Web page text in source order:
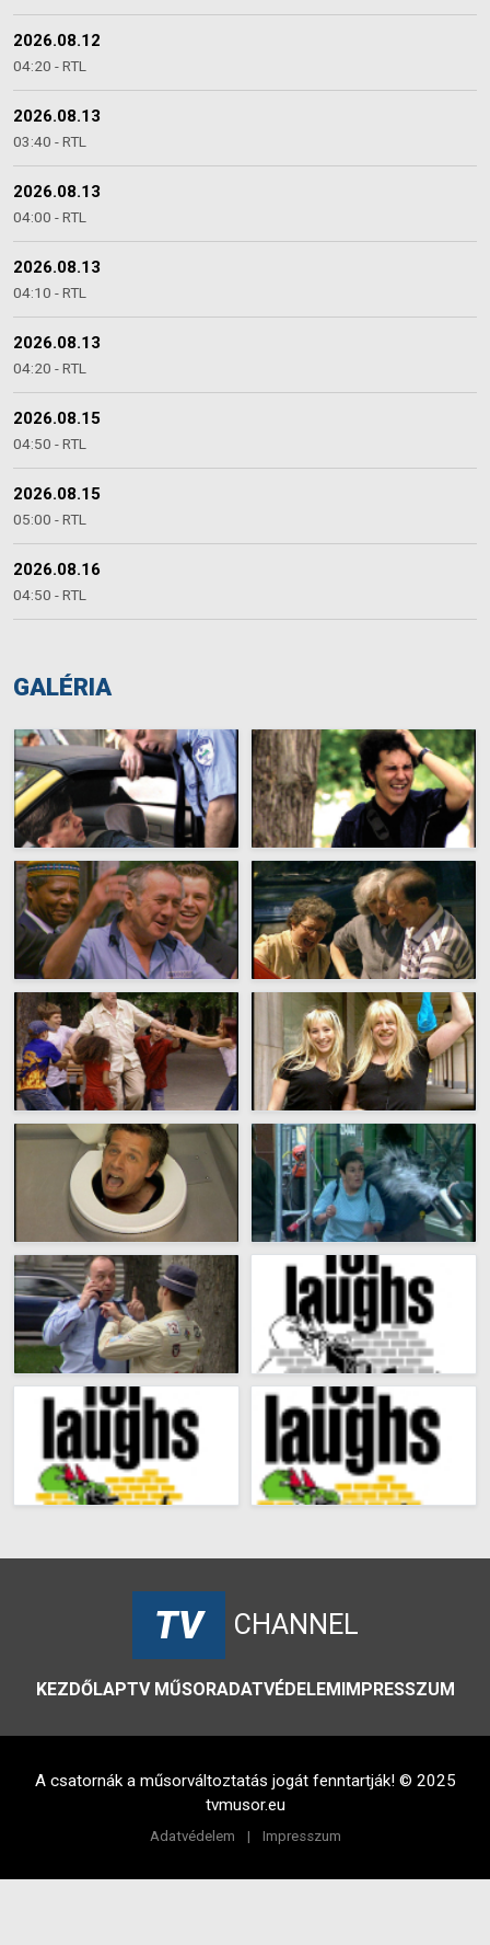
2026.08.12
04:20 - RTL
2026.08.13
03:40 - RTL
2026.08.13
04:00 - RTL
2026.08.13
04:10 - RTL
2026.08.13
04:20 - RTL
2026.08.15
04:50 - RTL
2026.08.15
05:00 - RTL
2026.08.16
04:50 - RTL
GALÉRIA
TV CHANNEL
KEZDŐLAPTV MŰSORADATVÉDELEMIMPRESSZUM
A csatornák a műsorváltoztatás jogát fenntartják! © 2025
tvmusor.eu
Adatvédelem | Impresszum